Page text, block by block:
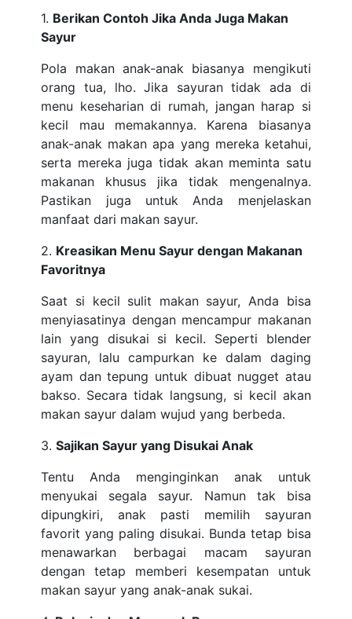
1. Berikan Contoh Jika Anda Juga Makan
Sayur
Pola makan anak-anak biasanya mengikuti
orang tua, lho. Jika sayuran tidak ada di
menu keseharian di rumah, jangan harap si
kecil mau memakannya. Karena biasanya
anak-anak makan apa yang mereka ketahui,
serta mereka juga tidak akan meminta satu
makanan khusus jika tidak mengenalnya.
Pastikan juga untuk Anda menjelaskan
manfaat dari makan sayur.
2. Kreasikan Menu Sayur dengan Makanan
Favoritnya
Saat si kecil sulit makan sayur, Anda bisa
menyiasatinya dengan mencampur makanan
lain yang disukai si kecil. Seperti blender
sayuran, lalu campurkan ke dalam daging
ayam dan tepung untuk dibuat nugget atau
bakso. Secara tidak langsung, si kecil akan
makan sayur dalam wujud yang berbeda.
3.Sajikan Sayur yang Disukai Anak
Tentu Anda menginginkan anak untuk
menyukai segala sayur. Namun tak bisa
dipungkiri, anak pasti memilih sayuran
favorit yang paling disukai. Bunda tetap bisa
menawarkan berbagai macam sayuran
dengan tetap memberi kesempatan untuk
makan sayur yang anak-anak sukai.